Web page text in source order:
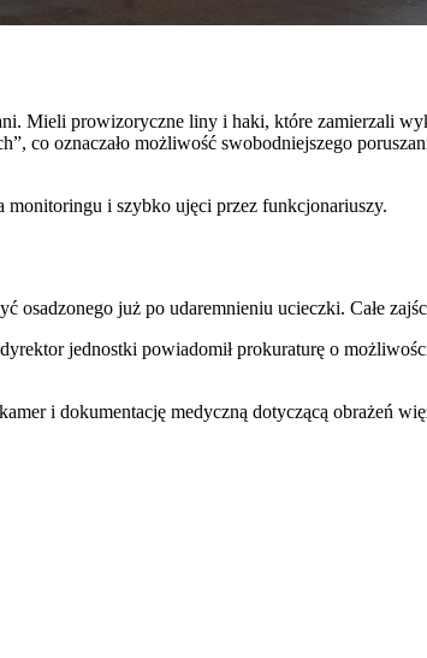
Mieli prowizoryczne liny i haki, które zamierzali
co oznaczało możliwość swobodniejszego
monitoringu i szybko ujęci przez funkcjonariuszy.
już po udaremnieniu ucieczki. Całe
jednostki powiadomił prokuraturę o
i dokumentację medyczną dotyczącą obrażeń